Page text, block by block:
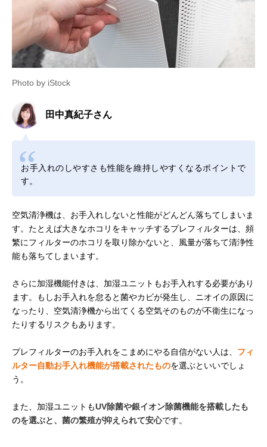
Photo by iStock
田中真紀子さん
お手入れのしやすさも性能を維持しやすくなるポイントで
す。
空気清浄機は、お手入れしないと性能がどんどん落ちてしまいま
す。たとえば大きなホコリをキャッチするプレフィルターは、頻
繁にフィルターのホコリを取り除かないと、風量が落ちて清浄性
能も落ちてしまいます。
さらに加湿機能付きは、加湿ユニットもお手入れする必要があり
ます。もしお手入れを怠ると菌やカビが発生し、ニオイの原因に
なったり、空気清浄機から出てくる空気そのものが不衛生になっ
たりするリスクもあります。
プレフィルターのお手入れをこまめにやる自信がない人は、 フィ
ルター自動お手入れ機能が搭載されたものを選ぶといいでしょ
う。
また、加湿ユニットもUV除菌や銀イオン除菌機能を搭載したも
のを選ぶと、菌の繁殖が抑えられて安心です。